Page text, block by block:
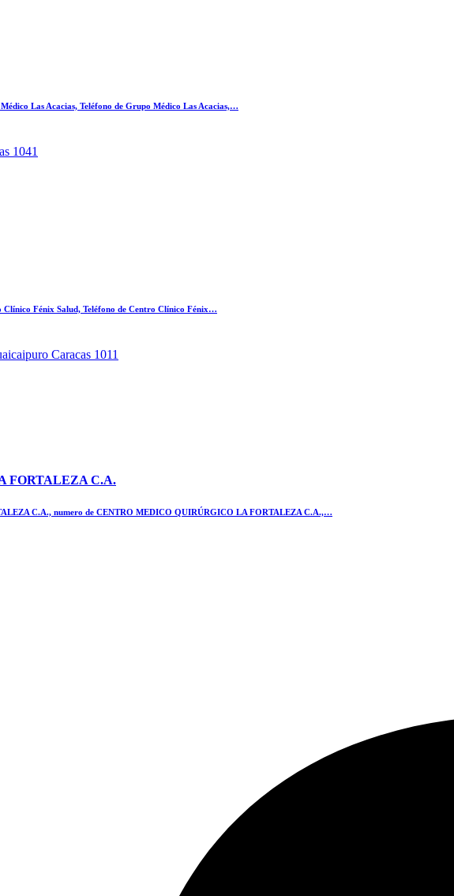
Las Acacias, Teléfono de Grupo Médico Las Acacias,…
1041
Fénix Salud, Teléfono de Centro Clínico Fénix…
Caracas 1011
FORTALEZA C.A.
C.A., numero de CENTRO MEDICO QUIRÚRGICO LA FORTALEZA C.A.,…